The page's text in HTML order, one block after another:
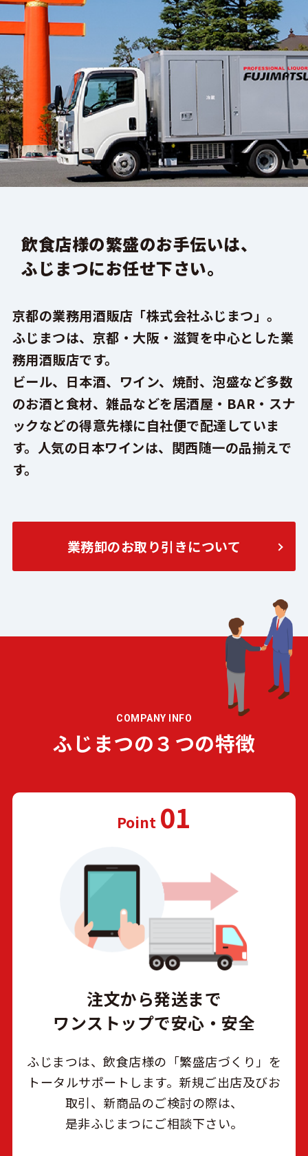
飲食店様の繁盛のお手伝いは、
ふじまつにお任せ下さい。
京都の業務用酒販店「株式会社ふじまつ」。
ふじまつは、京都・大阪・滋賀を中心とした業
務用酒販店です。
ビール、日本酒、ワイン、焼酎、泡盛など多数
のお酒と食材、雑品などを居酒屋・BAR・スナ
ックなどの得意先様に自社便で配達していま
す。 人気の日本ワインは、関西随一の品揃えで
す。
業務卸のお取り引きについて
COMPANY INFO
ふじまつの３つの特徴
Point 01
注文から発送まで
ワンストップで安心・安全
ふじまつは、飲食店様の「繁盛店づくり」を
トータルサポートします。新規ご出店及びお
取引、新商品のご検討の際は、
是非ふじまつにご相談下さい。